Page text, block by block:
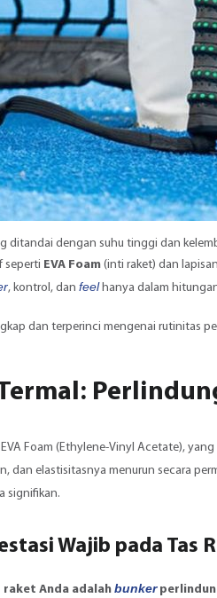
ditandai dengan suhu tinggi dan
seperti EVA Foam (inti raket) dan lapisan
, kontrol, dan feelhanya dalam
dan terperinci mengenai rutinitas
Foam (Ethylene-Vinyl Acetate),
dan elastisitasnya menurun secara
signifikan.
Wajib pada Tas
raket Anda adalah bunker